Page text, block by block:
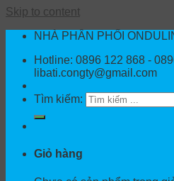
Skip to content
NHÀ PHÂN PHỐI
Hotline: 0896 122 868 -
libati.congty@gmail.com
Tìm kiếm:
Giỏ hàng